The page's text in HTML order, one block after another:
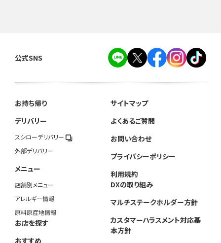
公式SNS
お持ち帰り
デリバリー
スシローデリバリー
外部デリバリー
メニュー
店舗別メニュー
アレルギー情報
原料原産地情報
お店を探す
おすすめ
サイトマップ
よくあるご質問
お問い合わせ
プライバシーポリシー
利用規約
DXの取り組み
マルチステークホルダー方針
カスタマーハラスメント対応基
本方針